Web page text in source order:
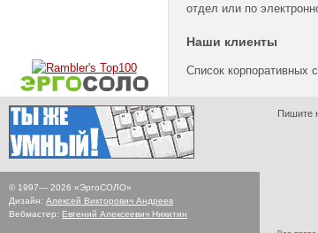
отдел или по
Наши клиенты
Список корпоративных
© 1997— 2026 «ЭргоСОЛО»
Дизайн: Алексей Викторович Андреев
Вебмастер: Евгений Алексеевич Никитин
Пишите